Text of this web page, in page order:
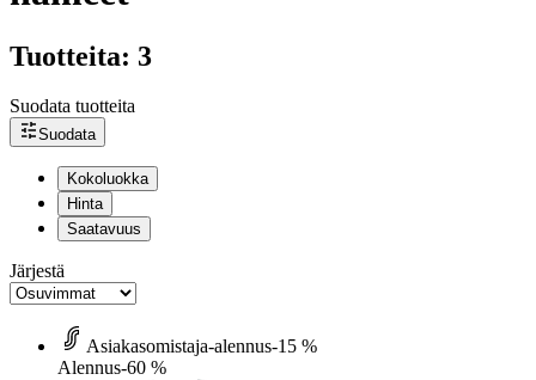
Tuotteita: 3
Suodata tuotteita
Suodata
Kokoluokka
Hinta
Saatavuus
Järjestä
Asiakasomistaja-alennus-15 %
Alennus-60 %